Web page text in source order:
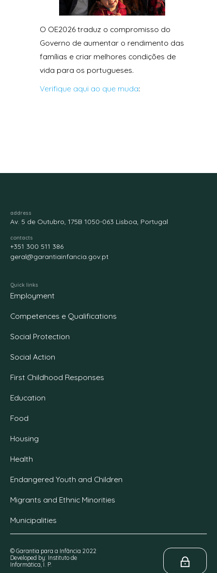
O OE2026 traduz o compromisso do
Governo de aumentar o rendimento das
famílias e criar melhores condições de
vida para os portugueses.
Verifique aqui ao que muda:
address
Av. 5 de Outubro, 175B 1050-063 Lisboa, Portugal
contacts
+351 300 511 386
geral@garantiainfancia.gov.pt
Quick links
Employment
Competences e Qualifications
Social Protection
Social Action
First Childhood Responses
Education
Food
Housing
Health
Endangered Youth and Children
Migrants and Ethnic Minorities
Municipalities
© Garantia para a Infância 2022
Developed by: Instituto de
Informática, I. P.